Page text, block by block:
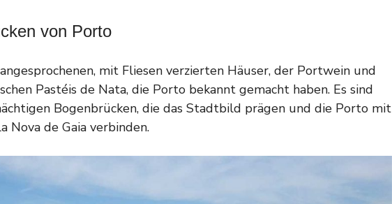
von Porto
mit Fliesen verzierten Häuser, der Portwein und
Pastéis de Nata, die Porto bekannt gemacht haben. Es sind
Bogenbrücken, die das Stadtbild prägen und die Porto mit
Nova de Gaia verbinden.